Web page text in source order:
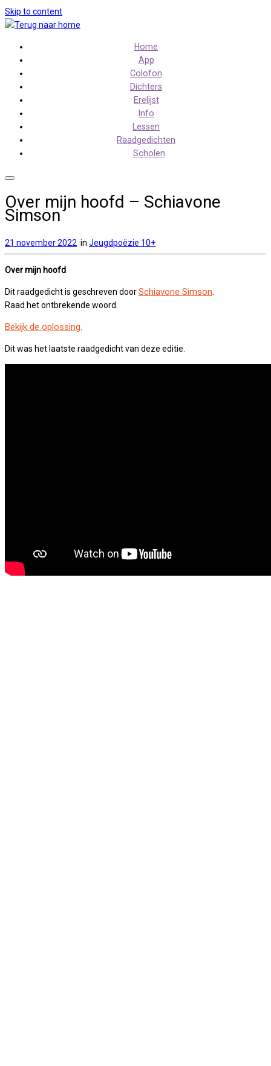
Skip to content
Home
App
Colofon
Dichters
Erelijst
Info
Lessen
Raadgedichten
Scholen
Over mijn hoofd – Schiavone
Simson
21 november 2022 in Jeugdpoëzie 10+
Over mijn hoofd
Dit raadgedicht is geschreven doorSchiavone Simson.
Raad het ontbrekende woord.
Bekijk de oplossing.
Dit was het laatste raadgedicht van deze editie.